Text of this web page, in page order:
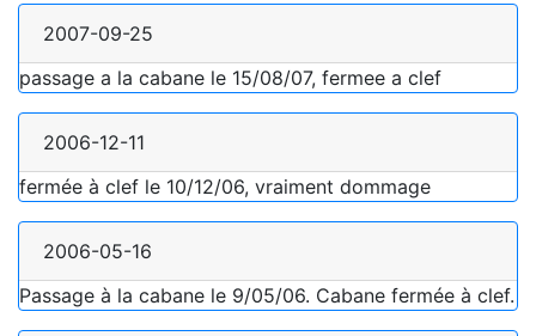
2007-09-25
passage a la cabane le 15/08/07, fermee a clef
2006-12-11
fermée à clef le 10/12/06, vraiment dommage
2006-05-16
Passage à la cabane le 9/05/06. Cabane fermée à clef.